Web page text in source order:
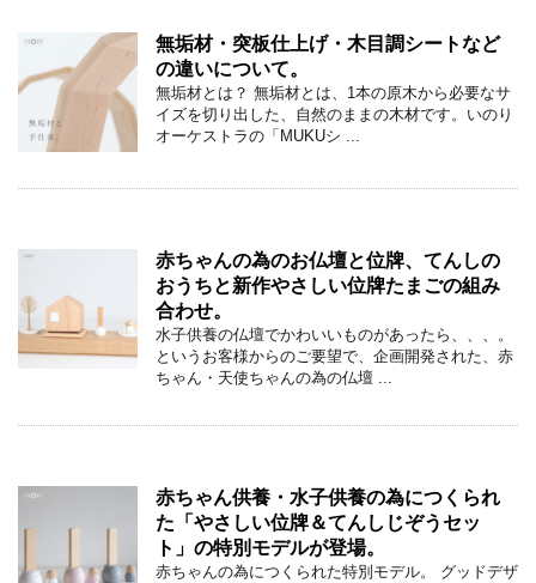
無垢材・突板仕上げ・木目調シートなど
の違いについて。
無垢材とは？ 無垢材とは、1本の原木から必要なサ
イズを切り出した、自然のままの木材です。いのり
オーケストラの「MUKUシ ...
赤ちゃんの為のお仏壇と位牌、てんしの
おうちと新作やさしい位牌たまごの組み
合わせ。
水子供養の仏壇でかわいいものがあったら、、、。
というお客様からのご要望で、企画開発された、赤
ちゃん・天使ちゃんの為の仏壇 ...
赤ちゃん供養・水子供養の為につくられ
た「やさしい位牌＆てんしじぞうセッ
ト」の特別モデルが登場。
赤ちゃんの為につくられた特別モデル。 グッドデザ